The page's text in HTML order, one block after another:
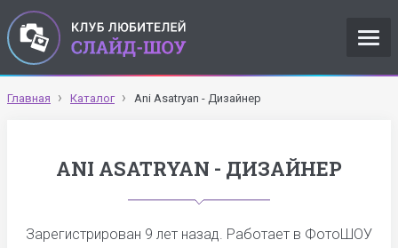
Главная Каталог Ani Asatryan - Дизайнер
ANI ASATRYAN - ДИЗАЙНЕР
Зарегистрирован 9 лет назад. Работает в ФотоШОУ